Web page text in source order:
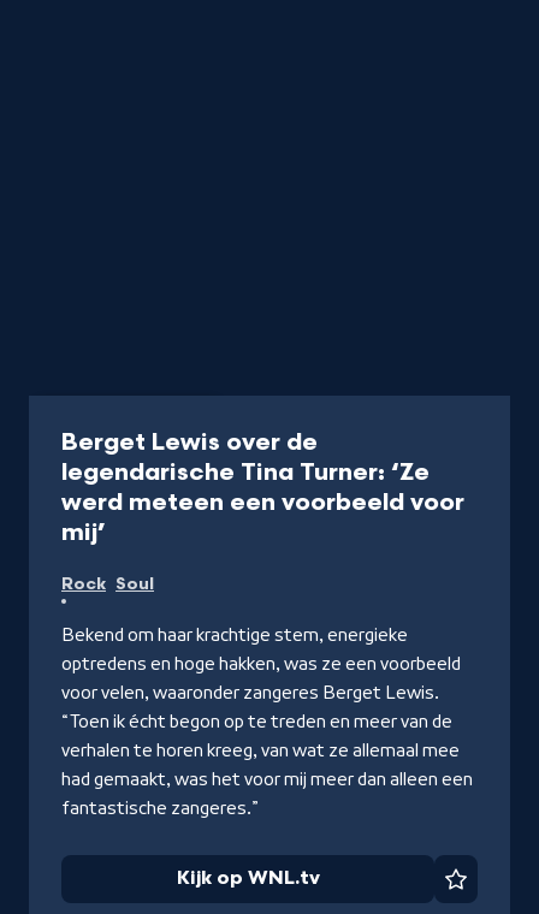
Berget Lewis over de
legendarische Tina Turner: ‘Ze
werd meteen een voorbeeld voor
mij’
op
WNL.tv
Rock Soul
Bekend om haar krachtige stem, energieke
optredens en hoge hakken, was ze een voorbeeld
voor velen, waaronder zangeres Berget Lewis.
“Toen ik écht begon op te treden en meer van de
verhalen te horen kreeg, van wat ze allemaal mee
had gemaakt, was het voor mij meer dan alleen een
fantastische zangeres.”
Kijk op WNL.tv